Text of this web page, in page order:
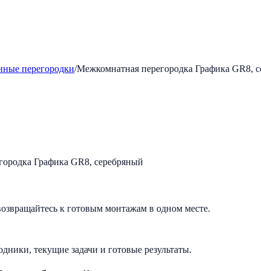
перегородки/Межкомнатная перегородка Графика GR8,
к готовым монтажам в одном месте.
текущие задачи и готовые результаты.